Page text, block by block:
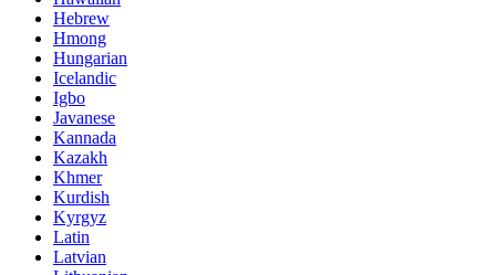
Hebrew
Hmong
Hungarian
Icelandic
Igbo
Javanese
Kannada
Kazakh
Khmer
Kurdish
Kyrgyz
Latin
Latvian